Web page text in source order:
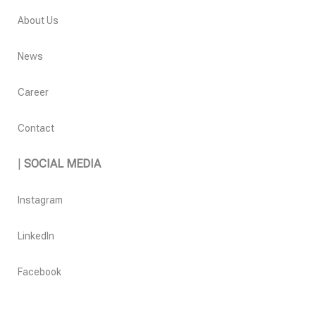
About Us
News
Career
Contact
SOCIAL MEDIA
Instagram
LinkedIn
Facebook